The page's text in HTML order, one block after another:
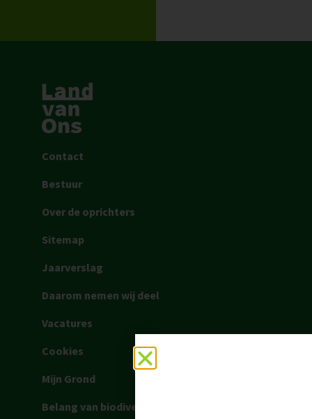
Contact
Bestuur
Over de oprichters
Sitemap
Jaarverslag
Daarom nemen wij deel
Vacatures
Cookies
Mijn Grond
Belang van biodiversiteit